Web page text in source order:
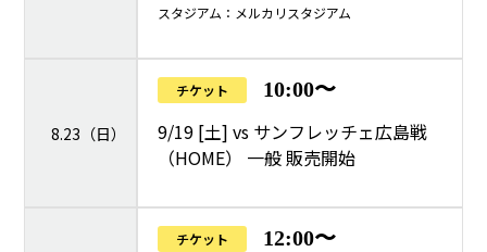
スタジアム：メルカリスタジアム
8.23（日）
チケット 10:00〜
9/19 [土] vs サンフレッチェ広島戦
（HOME） 一般 販売開始
チケット 12:00〜